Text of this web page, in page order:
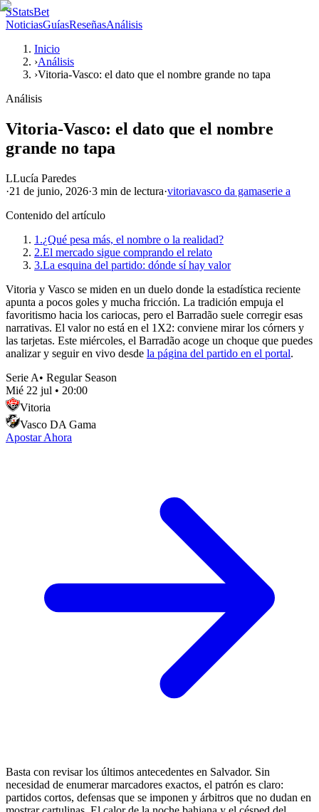
SStatsBet
NoticiasGuíasReseñasAnálisis
Inicio
›Análisis
›Vitoria-Vasco: el dato que el nombre grande no tapa
Análisis
Vitoria-Vasco: el dato que el nombre
grande no tapa
LLucía Paredes
·21 de junio, 2026·3 min de lectura·vitoriavasco da gamaserie a
Contenido del artículo
1.¿Qué pesa más, el nombre o la realidad?
2.El mercado sigue comprando el relato
3.La esquina del partido: dónde sí hay valor
Vitoria y Vasco se miden en un duelo donde la estadística reciente
apunta a pocos goles y mucha fricción. La tradición empuja el
favoritismo hacia los cariocas, pero el Barradão suele corregir esas
narrativas. El valor no está en el 1X2: conviene mirar los córners y
las tarjetas. Este miércoles, el Barradão acoge un choque que puedes
analizar y seguir en vivo desde la página del partido en el portal.
Serie A• Regular Season
Mié 22 jul • 20:00
Vitoria
Vasco DA Gama
Apostar Ahora
Basta con revisar los últimos antecedentes en Salvador. Sin
necesidad de enumerar marcadores exactos, el patrón es claro:
partidos cortos, defensas que se imponen y árbitros que no dudan en